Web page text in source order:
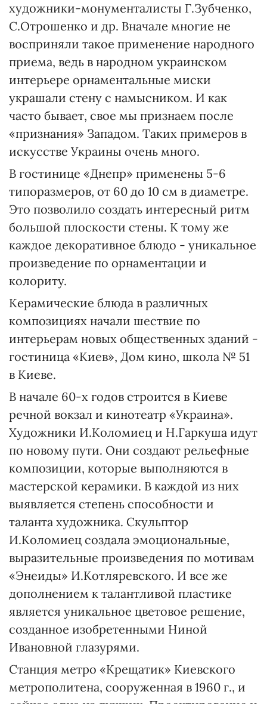
художники-монументалисты Г.Зубченко,
С.Отрошенко и др. Вначале многие не
восприняли такое применение народного
приема, ведь в народном украинском
интерьере орнаментальные миски
украшали стену с намысником. И как
часто бывает, свое мы признаем после
«признания» Западом. Таких примеров в
искусстве Украины очень много.
В гостинице «Днепр» применены 5-6
типоразмеров, от 60 до 10 см в диаметре.
Это позволило создать интересный ритм
большой плоскости стены. К тому же
каждое декоративное блюдо - уникальное
произведение по орнаментации и
колориту.
Керамические блюда в различных
композициях начали шествие по
интерьерам новых общественных зданий -
гостиница «Киев», Дом кино, школа № 51
в Киеве.
В начале 60-х годов строится в Киеве
речной вокзал и кинотеатр «Украина».
Художники И.Коломиец и Н.Гаркуша идут
по новому пути. Они создают рельефные
композиции, которые выполняются в
мастерской керамики. В каждой из них
выявляется степень способности и
таланта художника. Скульптор
И.Коломиец создала эмоциональные,
выразительные произведения по мотивам
«Энеиды» И.Котляревского. И все же
дополнением к талантливой пластике
является уникальное цветовое решение,
созданное изобретенными Ниной
Ивановной глазурями.
Станция метро «Крещатик» Киевского
метрополитена, сооруженная в 1960 г., и